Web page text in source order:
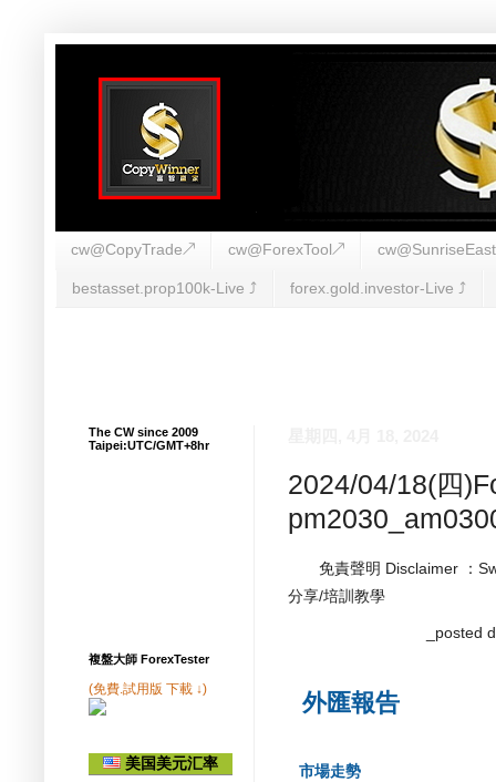
cw@CopyTrade↗ cw@ForexTool↗
bestasset.prop100k-Live ⤴︎ forex.gold.investor-Live ⤴︎
2024/04/18(四
免責聲明 Disclaimer ：
分享/培訓教學
_posted
外匯報告
市場走勢
The CW since 2009
Taipei:UTC/GMT+8hr
複盤大師 ForexTester
(免費.試用版 下載 ↓)
美国美元汇率